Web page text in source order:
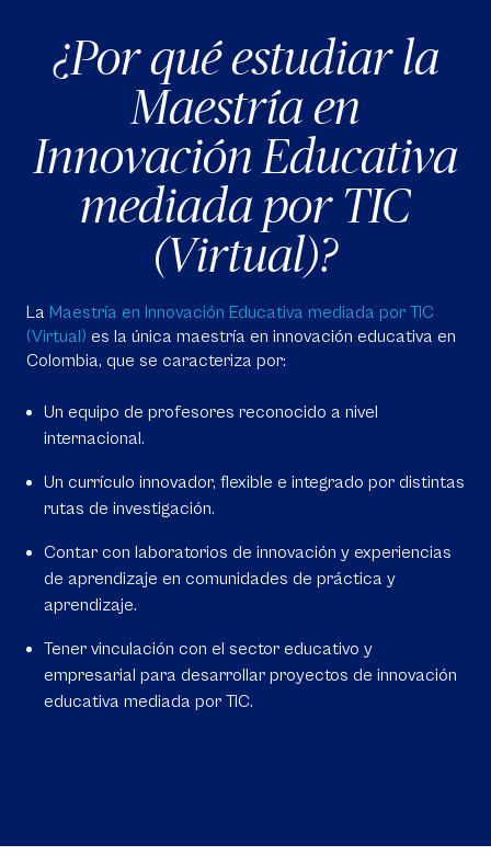
¿Por qué estudiar la
Maestría en
Innovación Educativa
mediada por TIC
(Virtual)?
La Maestría en Innovación Educativa mediada por TIC
(Virtual) es la única maestría en innovación educativa en
Colombia, que se caracteriza por:
Un equipo de profesores reconocido a nivel
internacional.
Un currículo innovador, flexible e integrado por distintas
rutas de investigación.
Contar con laboratorios de innovación y experiencias
de aprendizaje en comunidades de práctica y
aprendizaje.
Tener vinculación con el sector educativo y
empresarial para desarrollar proyectos de innovación
educativa mediada por TIC.